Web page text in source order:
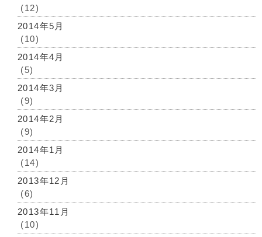
(12)
2014年5月
(10)
2014年4月
(5)
2014年3月
(9)
2014年2月
(9)
2014年1月
(14)
2013年12月
(6)
2013年11月
(10)